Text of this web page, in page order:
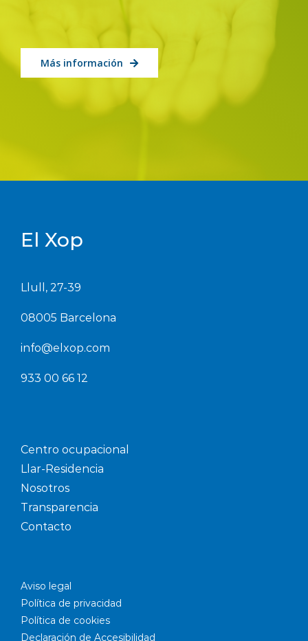
Más información
El Xop
Llull, 27-39
08005 Barcelona
info@elxop.com
933 00 66 12
Centro ocupacional
Llar-Residencia
Nosotros
Transparencia
Contacto
Aviso legal
Política de privacidad
Política de cookies
Declaración de Accesibilidad